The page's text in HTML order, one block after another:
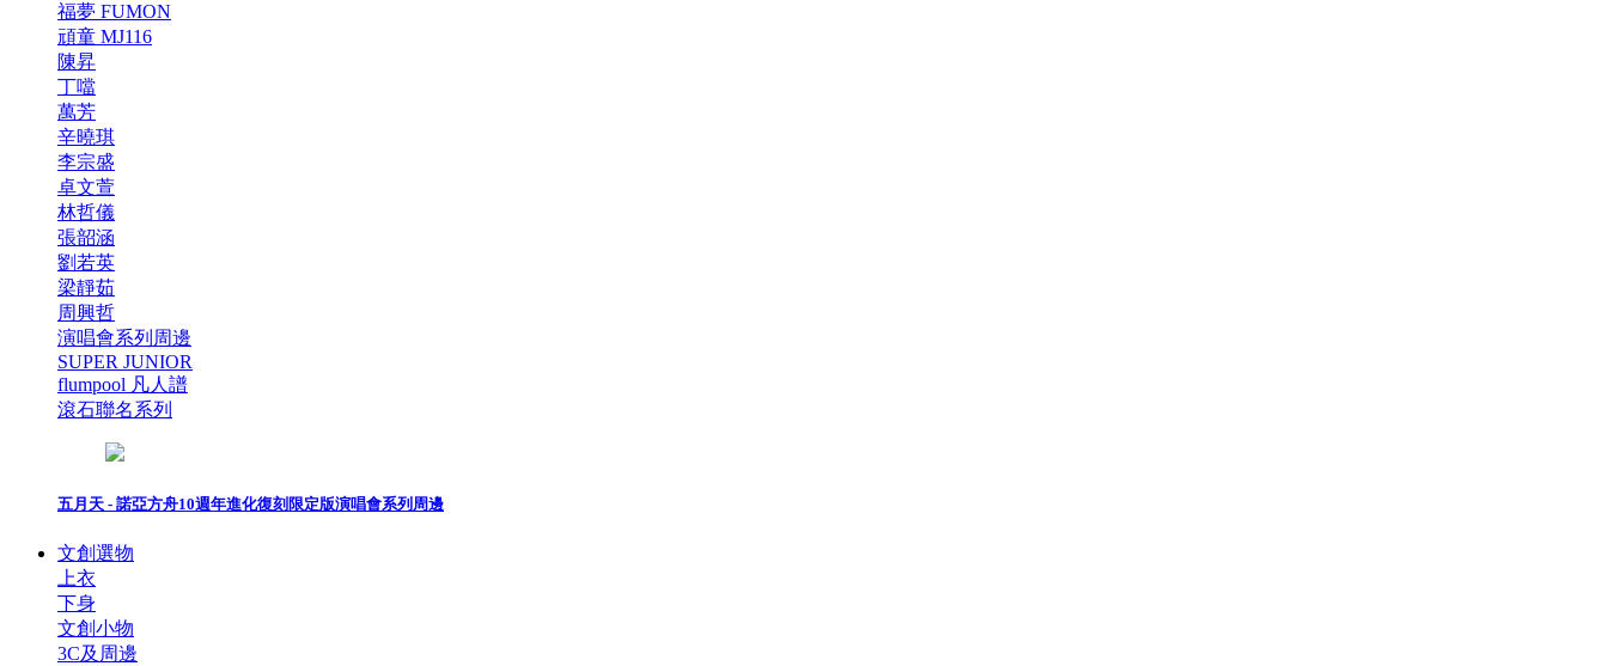
福夢 FUMON
頑童 MJ116
陳昇
丁噹
萬芳
辛曉琪
李宗盛
卓文萱
林哲儀
張韶涵
劉若英
梁靜茹
周興哲
演唱會系列周邊
SUPER JUNIOR
flumpool 凡人譜
滾石聯名系列
五月天 - 諾亞方舟10週年進化復刻限定版演唱會系列周邊
文創選物
上衣
下身
文創小物
3C及周邊